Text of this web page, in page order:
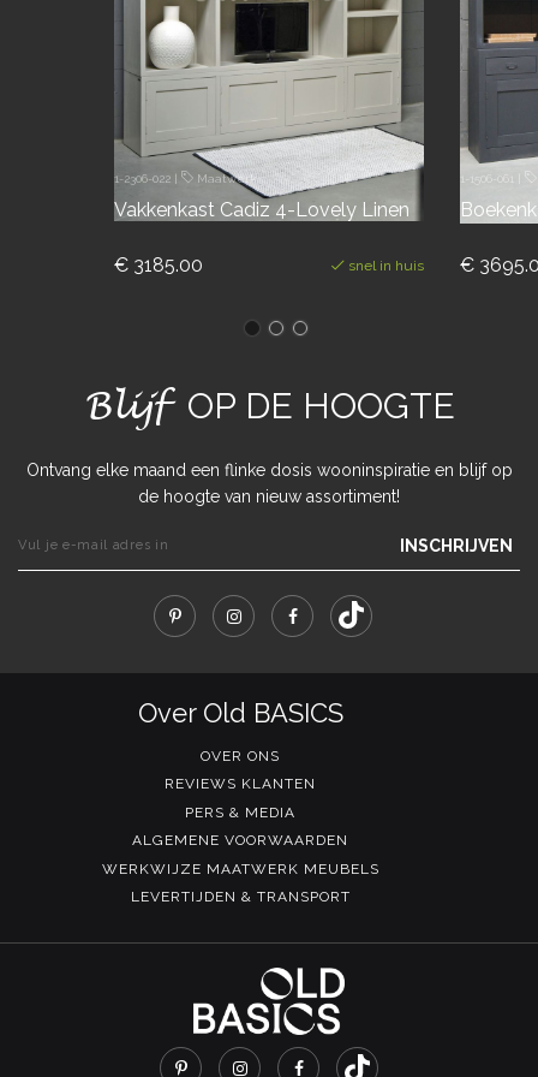
1-2306-022 | Maatwerk
Vakkenkast Cadiz 4-Lovely Linen
€ 3185.00 snel in huis
1-1506-061
€
Blijf OP DE HOOGTE
Ontvang elke maand een flinke dosis wooninspiratie en blijf op
de hoogte van nieuw assortiment!
INSCHRIJVEN
Over Old BASICS
OVER ONS
REVIEWS KLANTEN
PERS & MEDIA
ALGEMENE VOORWAARDEN
WERKWIJZE MAATWERK MEUBELS
LEVERTIJDEN & TRANSPORT